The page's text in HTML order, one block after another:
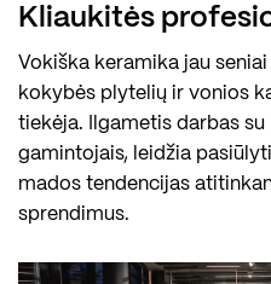
Kliaukitės
Vokiška keramika jau
kokybės plytelių ir vonios
tiekėja. Ilgametis darbas
gamintojais, leidžia
mados tendencijas
sprendimus.